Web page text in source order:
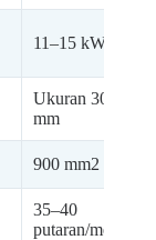
11–15 kW tiga
Ukuran 300×900
mm
900 mm2
35–40
putaran/menit